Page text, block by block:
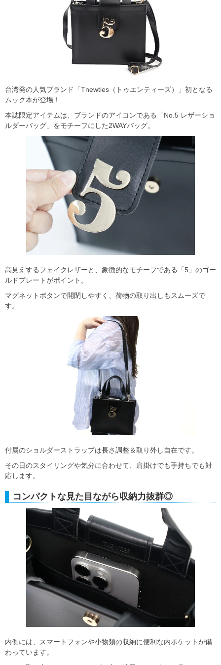
台湾発の人気ブランド「Tnewties（トゥエンティーズ）」初となる
ムック本が登場！
本誌限定アイテムは、ブランドのアイコンである「No.5 レザーショ
ルダーバッグ」をモチーフにした2WAYバッグ。
高見えするフェイクレザーと、象徴的なモチーフである「5」のゴー
ルドプレートがポイント。
マグネットボタンで開閉しやすく、荷物の取り出しもスムーズで
す。
付属のショルダーストラップは長さ調整＆取り外し自在です。
その日のスタイリングや気分に合わせて、肩掛けでも手持ちでも対
応します。
コンパクトな見た目ながら収納力抜群◎
内側には、スマートフォンや小物類の収納に便利な内ポケットが備
わっています。